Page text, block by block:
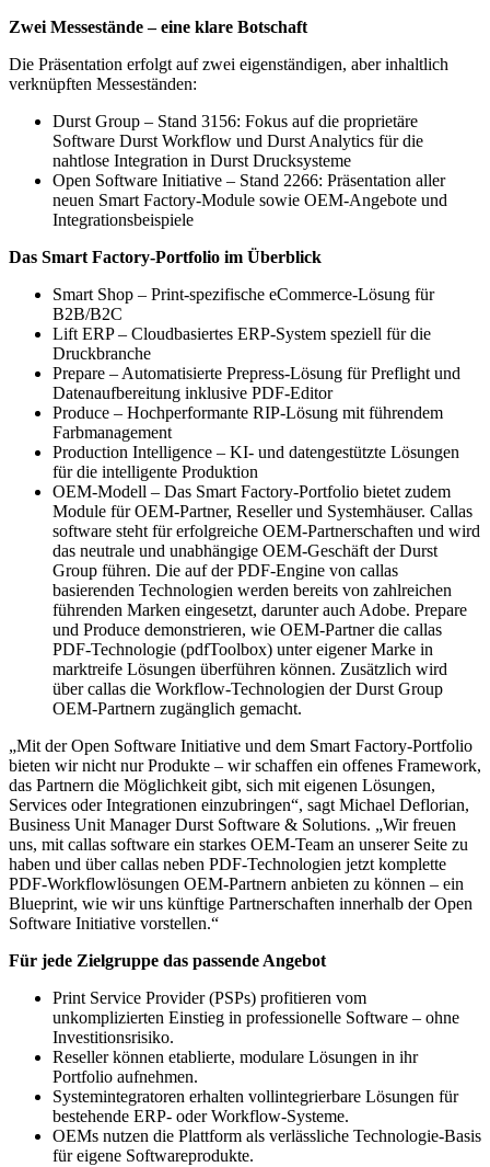
Zwei Messestände – eine klare Botschaft
Die Präsentation erfolgt auf zwei eigenständigen, aber inhaltlich
verknüpften Messeständen:
Durst Group – Stand 3156: Fokus auf die proprietäre
Software Durst Workflow und Durst Analytics für die
nahtlose Integration in Durst Drucksysteme
Open Software Initiative – Stand 2266: Präsentation aller
neuen Smart Factory-Module sowie OEM-Angebote und
Integrationsbeispiele
Das Smart Factory-Portfolio im Überblick
Smart Shop – Print-spezifische eCommerce-Lösung für
B2B/B2C
Lift ERP – Cloudbasiertes ERP-System speziell für die
Druckbranche
Prepare – Automatisierte Prepress-Lösung für Preflight und
Datenaufbereitung inklusive PDF-Editor
Produce – Hochperformante RIP-Lösung mit führendem
Farbmanagement
Production Intelligence – KI- und datengestützte Lösungen
für die intelligente Produktion
OEM-Modell – Das Smart Factory-Portfolio bietet zudem
Module für OEM-Partner, Reseller und Systemhäuser. Callas
software steht für erfolgreiche OEM-Partnerschaften und wird
das neutrale und unabhängige OEM-Geschäft der Durst
Group führen. Die auf der PDF-Engine von callas
basierenden Technologien werden bereits von zahlreichen
führenden Marken eingesetzt, darunter auch Adobe. Prepare
und Produce demonstrieren, wie OEM-Partner die callas
PDF-Technologie (pdfToolbox) unter eigener Marke in
marktreife Lösungen überführen können. Zusätzlich wird
über callas die Workflow-Technologien der Durst Group
OEM-Partnern zugänglich gemacht.
„Mit der Open Software Initiative und dem Smart Factory-Portfolio
bieten wir nicht nur Produkte – wir schaffen ein offenes Framework,
das Partnern die Möglichkeit gibt, sich mit eigenen Lösungen,
Services oder Integrationen einzubringen“, sagt Michael Deflorian,
Business Unit Manager Durst Software & Solutions. „Wir freuen
uns, mit callas software ein starkes OEM-Team an unserer Seite zu
haben und über callas neben PDF-Technologien jetzt komplette
PDF-Workflowlösungen OEM-Partnern anbieten zu können – ein
Blueprint, wie wir uns künftige Partnerschaften innerhalb der Open
Software Initiative vorstellen.“
Für jede Zielgruppe das passende Angebot
Print Service Provider (PSPs) profitieren vom
unkomplizierten Einstieg in professionelle Software – ohne
Investitionsrisiko.
Reseller können etablierte, modulare Lösungen in ihr
Portfolio aufnehmen.
Systemintegratoren erhalten vollintegrierbare Lösungen für
bestehende ERP- oder Workflow-Systeme.
OEMs nutzen die Plattform als verlässliche Technologie-Basis
für eigene Softwareprodukte.